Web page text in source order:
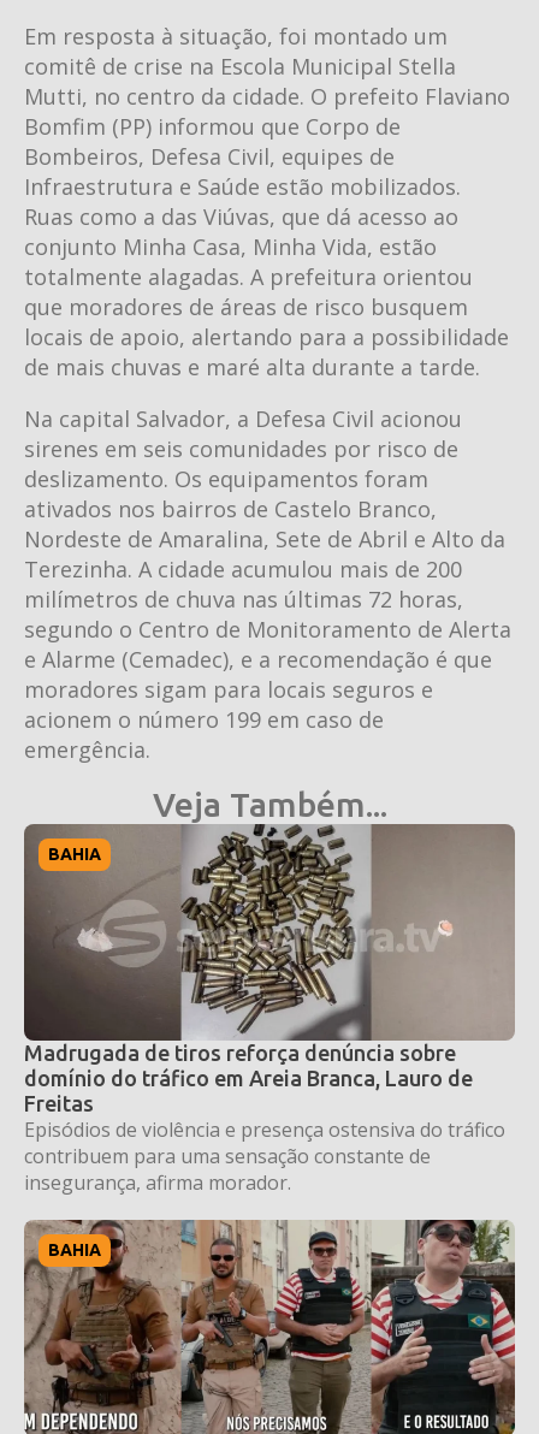
Em resposta à situação, foi montado um
comitê de crise na Escola Municipal Stella
Mutti, no centro da cidade. O prefeito Flaviano
Bomfim (PP) informou que Corpo de
Bombeiros, Defesa Civil, equipes de
Infraestrutura e Saúde estão mobilizados.
Ruas como a das Viúvas, que dá acesso ao
conjunto Minha Casa, Minha Vida, estão
totalmente alagadas. A prefeitura orientou
que moradores de áreas de risco busquem
locais de apoio, alertando para a possibilidade
de mais chuvas e maré alta durante a tarde.
Na capital Salvador, a Defesa Civil acionou
sirenes em seis comunidades por risco de
deslizamento. Os equipamentos foram
ativados nos bairros de Castelo Branco,
Nordeste de Amaralina, Sete de Abril e Alto da
Terezinha. A cidade acumulou mais de 200
milímetros de chuva nas últimas 72 horas,
segundo o Centro de Monitoramento de Alerta
e Alarme (Cemadec), e a recomendação é que
moradores sigam para locais seguros e
acionem o número 199 em caso de
emergência.
Veja Também...
BAHIA
Madrugada de tiros reforça denúncia sobre
domínio do tráfico em Areia Branca, Lauro de
Freitas
Episódios de violência e presença ostensiva do tráfico
contribuem para uma sensação constante de
insegurança, afirma morador.
BAHIA